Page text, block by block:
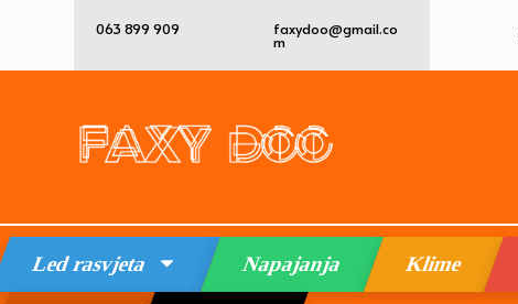
063 899 909 faxydoo@gmail.co
m
Led rasvjeta Napajanja Klime